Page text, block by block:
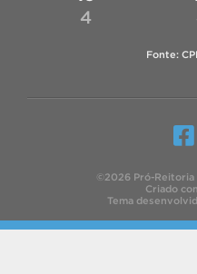
4
Fonte:
©2026 Pró-Reitoria
Criado
Tema